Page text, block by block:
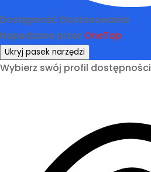
Dostępność Dostosowania
Napędzane przez OneTap
Ukryj pasek narzędzi
Wybierz swój profil dostępności